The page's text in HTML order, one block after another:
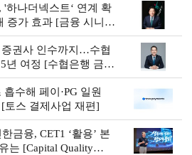
하나더넥스트‘ 연계 확
증가 효과 [금융 시니어
권사 인수까지…수협
년 여정 [수협은행 금융
수해 페이·PG 일원
스 결제사업 재편]
금융, CET1 ‘활용’ 본
는 [Capital Quality